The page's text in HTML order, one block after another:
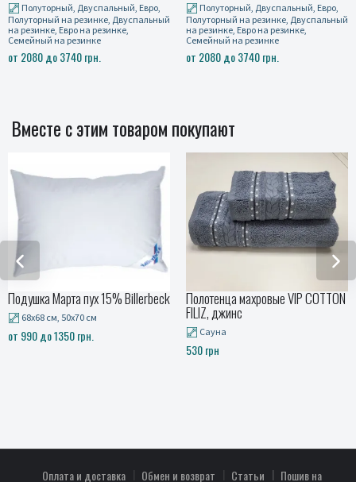
Евро,
Двуспальный
резинке,
Полуторный, Двуспальный, Евро,
Полуторный на резинке, Двуспальный
на резинке, Евро на резинке,
Семейный на резинке
от 2080 до 3740 грн.
Полуторный,
Полуторный на
на резинке, Евро
Вместе с этим товаром покупают
Марта пух 15% Billerbeck
см, 50x70 см
1350 грн.
Полотенца махровые VIP COTTON
FILIZ, джинс
Сауна
Оплата и доставка Обмен и возврат Статьи Пошив на